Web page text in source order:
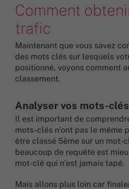
Comment
trafic
Maintenant que vous savez
des mots clés sur lesquels
positionné, voyons comment
classement.
Analyser vos mots-clés
Il est important de
mots-clés n’ont pas le même
être classé 5ème sur un mot-
beaucoup de requête est
mot-clé qui n’est jamais tapé.
Mais allons plus loin car